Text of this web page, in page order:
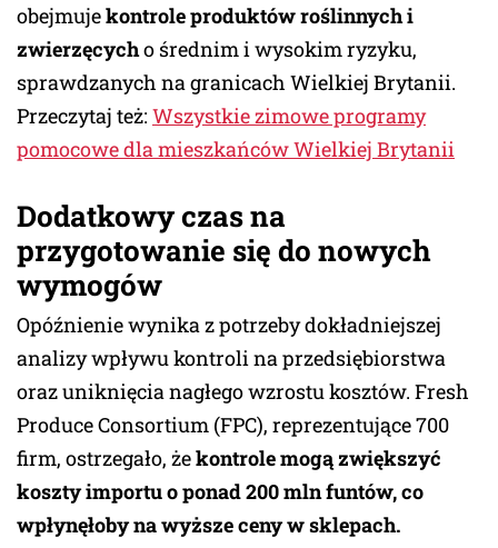
obejmujekontrole produktów roślinnych i
zwierzęcycho średnim i wysokim ryzyku,
sprawdzanych na granicach Wielkiej Brytanii.
Przeczytaj też: Wszystkie zimowe programy
pomocowe dla mieszkańców Wielkiej Brytanii
Dodatkowy czas na
przygotowanie się do nowych
wymogów
Opóźnienie wynika z potrzeby dokładniejszej
analizy wpływu kontroli na przedsiębiorstwa
oraz uniknięcia nagłego wzrostu kosztów. Fresh
Produce Consortium (FPC), reprezentujące 700
firm, ostrzegało, żekontrole mogą zwiększyć
koszty importu o ponad 200 mln funtów, co
wpłynęłoby na wyższe ceny w sklepach.